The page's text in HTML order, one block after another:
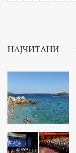
НАЈЧИТАНИ